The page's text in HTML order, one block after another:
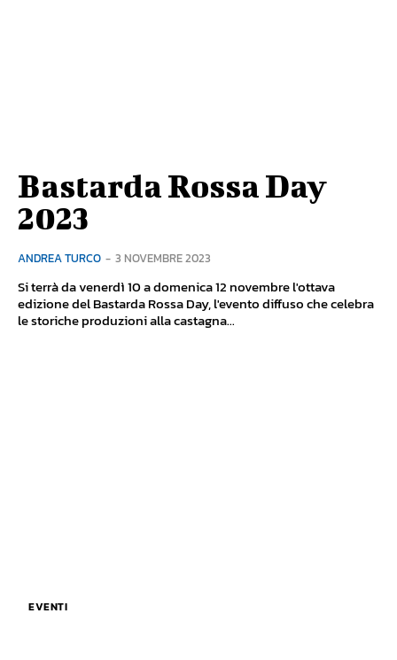
Bastarda Rossa Day
2023
ANDREA TURCO - 3 NOVEMBRE 2023
Si terrà da venerdì 10 a domenica 12 novembre l'ottava
edizione del Bastarda Rossa Day, l'evento diffuso che celebra
le storiche produzioni alla castagna...
EVENTI